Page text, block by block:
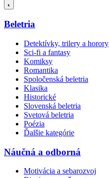
Beletria
Detektívky, trilery a horory
Sci-fi a fantasy
Komiksy
Romantika
Spoločenská beletria
Klasika
Historické
Slovenská beletria
Svetová beletria
Poézia
Ďalšie kategórie
Náučná a odborná
Motivácia a sebarozvoj